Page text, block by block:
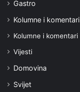
Gastro
Kolumne i komentari
Kolumne i komentari
Vijesti
Domovina
Svijet